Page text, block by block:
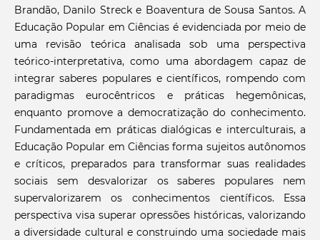
Brandão, Danilo Streck e Boaventura de Sousa Santos. A
Educação Popular em Ciências é evidenciada por meio de
uma revisão teórica analisada sob uma perspectiva
teórico-interpretativa, como uma abordagem capaz de
integrar saberes populares e científicos, rompendo com
paradigmas eurocêntricos e práticas hegemônicas,
enquanto promove a democratização do conhecimento.
Fundamentada em práticas dialógicas e interculturais, a
Educação Popular em Ciências forma sujeitos autônomos
e críticos, preparados para transformar suas realidades
sociais sem desvalorizar os saberes populares nem
supervalorizarem os conhecimentos científicos. Essa
perspectiva visa superar opressões históricas, valorizando
a diversidade cultural e construindo uma sociedade mais